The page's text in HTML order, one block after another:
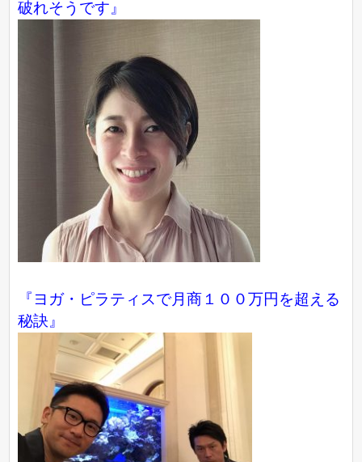
破れそうです』
『ヨガ・ピラティスで月商１００万円を超える
秘訣』